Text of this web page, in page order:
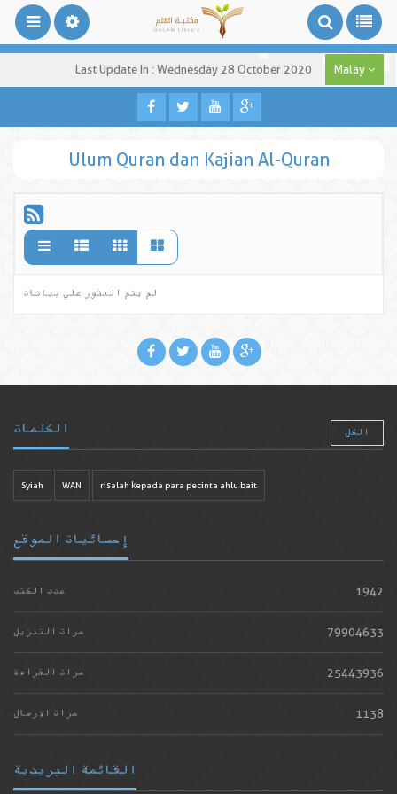
Last Update In : Wednesday 28 October 2020 Malay
Ulum Quran dan Kajian Al-Quran
لم يتم العثور علي بيانات
الكلمات الكل
Syiah WAN risalah kepada para pecinta ahlu bait
إحصائيات الموقع
عدد الكتب 1942
مرات التنزيل 79904633
مرات القراءة 25443936
مرات الارسال 1138
القائمة البريدية